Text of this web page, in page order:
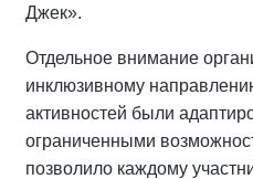
Джек».
Отдельное внимание
инклюзивному
активностей были
ограниченными
позволило каждому